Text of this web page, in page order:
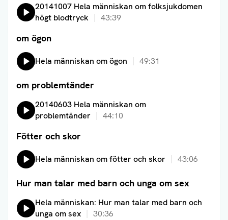
Lyssna på:
20141007 Hela människan om folksjukdomen
högt blodtryck
43:39
om ögon
Läs artikel
Lyssna på:
Hela människan om ögon 49:31
om problemtänder
Läs artikel
Lyssna på:
20140603 Hela människan om
problemtänder
44:10
Fötter och skor
Läs artikel
Lyssna på:
Hela människan om fötter och skor 43:06
Hur man talar med barn och unga om sex
Läs artikel
Lyssna på:
Hela människan: Hur man talar med barn och
unga om sex
30:36